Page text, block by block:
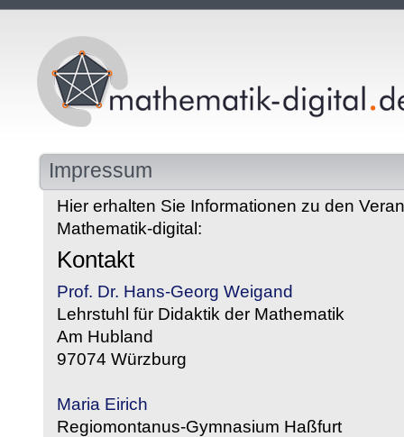
Impressum
Hier erhalten Sie Informationen zu den
Mathematik-digital:
Kontakt
Prof. Dr. Hans-Georg Weigand
Lehrstuhl für Didaktik der Mathematik
Am Hubland
97074 Würzburg
Maria Eirich
Regiomontanus-Gymnasium Haßfurt